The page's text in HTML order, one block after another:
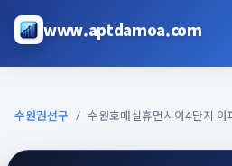
www.aptdamoa.com
수원권선구 수원호매실휴먼시아4단지 아